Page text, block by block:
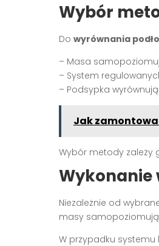
Wybór
Do wyrównania
– Masa
– System
– Podsypka
Jak
Wybór metody zależy
Wykonanie
Niezależnie od
masy
W przypadku